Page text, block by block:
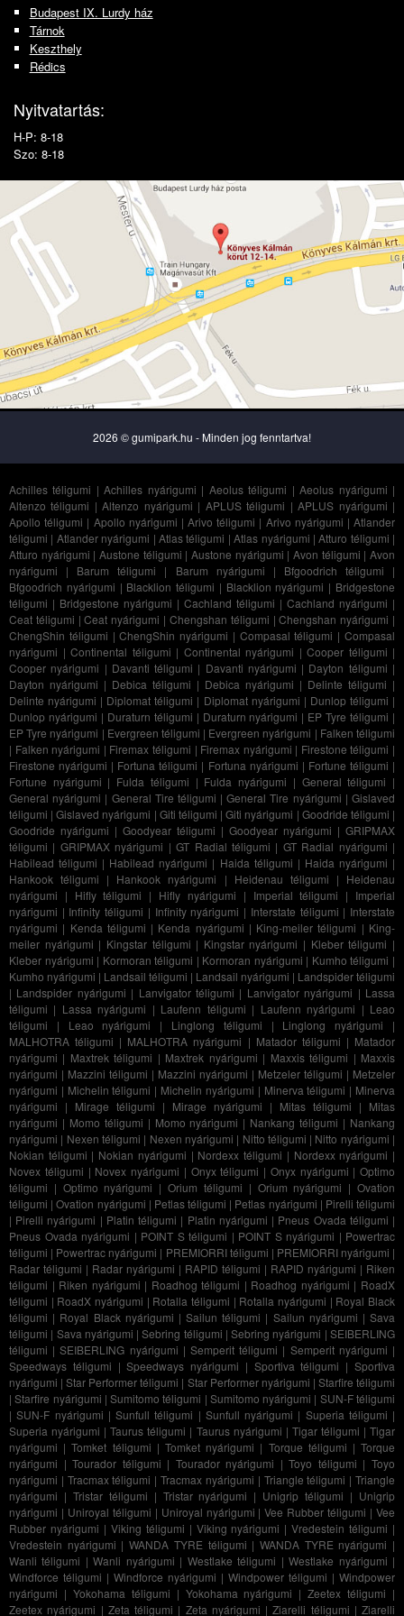
Budapest IX. Lurdy ház
Tárnok
Keszthely
Rédics
Nyitvatartás:
H-P: 8-18
Szo: 8-18
2026 © gumipark.hu - Minden jog fenntartva!
Achilles téligumi |Achilles nyárigumi | Aeolus téligumi |Aeolus nyárigumi |
Altenzo téligumi |Altenzo nyárigumi | APLUS téligumi |APLUS nyárigumi |
Apollo téligumi | Apollo nyárigumi |Arivo téligumi | Arivo nyárigumi |Atlander
téligumi | Atlander nyárigumi | Atlas téligumi |Atlas nyárigumi |Atturo téligumi |
Atturo nyárigumi |Austone téligumi |Austone nyárigumi |Avon téligumi |Avon
nyárigumi | Barum téligumi | Barum nyárigumi | Bfgoodrich téligumi |
Bfgoodrich nyárigumi | Blacklion téligumi | Blacklion nyárigumi | Bridgestone
téligumi | Bridgestone nyárigumi | Cachland téligumi | Cachland nyárigumi |
Ceat téligumi |Ceat nyárigumi | Chengshan téligumi |Chengshan nyárigumi |
ChengShin téligumi |ChengShin nyárigumi | Compasal téligumi |Compasal
nyárigumi | Continental téligumi | Continental nyárigumi | Cooper téligumi |
Cooper nyárigumi | Davanti téligumi | Davanti nyárigumi | Dayton téligumi |
Dayton nyárigumi | Debica téligumi | Debica nyárigumi | Delinte téligumi |
Delinte nyárigumi | Diplomat téligumi | Diplomat nyárigumi | Dunlop téligumi |
Dunlop nyárigumi | Duraturn téligumi | Duraturn nyárigumi | EP Tyre téligumi |
EP Tyre nyárigumi | Evergreen téligumi | Evergreen nyárigumi | Falken téligumi
| Falken nyárigumi | Firemax téligumi | Firemax nyárigumi | Firestone téligumi |
Firestone nyárigumi | Fortuna téligumi | Fortuna nyárigumi | Fortune téligumi |
Fortune nyárigumi | Fulda téligumi | Fulda nyárigumi | General téligumi |
General nyárigumi | General Tire téligumi |General Tire nyárigumi |Gislaved
téligumi |Gislaved nyárigumi | Giti téligumi |Giti nyárigumi | Goodride téligumi |
Goodride nyárigumi | Goodyear téligumi | Goodyear nyárigumi | GRIPMAX
téligumi | GRIPMAX nyárigumi |GT Radial téligumi | GT Radial nyárigumi |
Habilead téligumi | Habilead nyárigumi | Haida téligumi | Haida nyárigumi |
Hankook téligumi | Hankook nyárigumi | Heidenau téligumi | Heidenau
nyárigumi | Hifly téligumi | Hifly nyárigumi | Imperial téligumi | Imperial
nyárigumi | Infinity téligumi | Infinity nyárigumi | Interstate téligumi | Interstate
nyárigumi | Kenda téligumi | Kenda nyárigumi | King-meiler téligumi | King-
meiler nyárigumi | Kingstar téligumi | Kingstar nyárigumi | Kleber téligumi |
Kleber nyárigumi | Kormoran téligumi | Kormoran nyárigumi | Kumho téligumi |
Kumho nyárigumi | Landsail téligumi | Landsail nyárigumi | Landspider téligumi
| Landspider nyárigumi | Lanvigator téligumi | Lanvigator nyárigumi | Lassa
téligumi | Lassa nyárigumi | Laufenn téligumi | Laufenn nyárigumi | Leao
téligumi | Leao nyárigumi | Linglong téligumi | Linglong nyárigumi |
MALHOTRA téligumi | MALHOTRA nyárigumi | Matador téligumi | Matador
nyárigumi | Maxtrek téligumi | Maxtrek nyárigumi | Maxxis téligumi | Maxxis
nyárigumi | Mazzini téligumi | Mazzini nyárigumi | Metzeler téligumi | Metzeler
nyárigumi | Michelin téligumi | Michelin nyárigumi | Minerva téligumi | Minerva
nyárigumi | Mirage téligumi | Mirage nyárigumi | Mitas téligumi | Mitas
nyárigumi | Momo téligumi | Momo nyárigumi | Nankang téligumi | Nankang
nyárigumi | Nexen téligumi | Nexen nyárigumi | Nitto téligumi | Nitto nyárigumi |
Nokian téligumi | Nokian nyárigumi | Nordexx téligumi | Nordexx nyárigumi |
Novex téligumi | Novex nyárigumi | Onyx téligumi | Onyx nyárigumi | Optimo
téligumi | Optimo nyárigumi |Orium téligumi | Orium nyárigumi |Ovation
téligumi |Ovation nyárigumi | Petlas téligumi | Petlas nyárigumi | Pirelli téligumi
| Pirelli nyárigumi | Platin téligumi | Platin nyárigumi | Pneus Ovada téligumi |
Pneus Ovada nyárigumi | POINT S téligumi | POINT S nyárigumi | Powertrac
téligumi | Powertrac nyárigumi | PREMIORRI téligumi | PREMIORRI nyárigumi |
Radar téligumi | Radar nyárigumi | RAPID téligumi | RAPID nyárigumi | Riken
téligumi | Riken nyárigumi | Roadhog téligumi | Roadhog nyárigumi | RoadX
téligumi | RoadX nyárigumi | Rotalla téligumi | Rotalla nyárigumi | Royal Black
téligumi | Royal Black nyárigumi |Sailun téligumi | Sailun nyárigumi |Sava
téligumi | Sava nyárigumi |Sebring téligumi |Sebring nyárigumi |SEIBERLING
téligumi |SEIBERLING nyárigumi |Semperit téligumi | Semperit nyárigumi |
Speedways téligumi |Speedways nyárigumi | Sportiva téligumi |Sportiva
nyárigumi |Star Performer téligumi | Star Performer nyárigumi | Starfire téligumi
|Starfire nyárigumi |Sumitomo téligumi | Sumitomo nyárigumi | SUN-F téligumi
|SUN-F nyárigumi | Sunfull téligumi | Sunfull nyárigumi | Superia téligumi |
Superia nyárigumi |Taurus téligumi | Taurus nyárigumi | Tigar téligumi |Tigar
nyárigumi |Tomket téligumi | Tomket nyárigumi | Torque téligumi |Torque
nyárigumi |Tourador téligumi | Tourador nyárigumi |Toyo téligumi |Toyo
nyárigumi | Tracmax téligumi |Tracmax nyárigumi | Triangle téligumi |Triangle
nyárigumi | Tristar téligumi | Tristar nyárigumi | Unigrip téligumi | Unigrip
nyárigumi | Uniroyal téligumi | Uniroyal nyárigumi |Vee Rubber téligumi |Vee
Rubber nyárigumi | Viking téligumi | Viking nyárigumi |Vredestein téligumi |
Vredestein nyárigumi |WANDA TYRE téligumi | WANDA TYRE nyárigumi |
Wanli téligumi |Wanli nyárigumi | Westlake téligumi |Westlake nyárigumi |
Windforce téligumi | Windforce nyárigumi | Windpower téligumi | Windpower
nyárigumi | Yokohama téligumi | Yokohama nyárigumi |Zeetex téligumi |
Zeetex nyárigumi | Zeta téligumi | Zeta nyárigumi |Ziarelli téligumi | Ziarelli